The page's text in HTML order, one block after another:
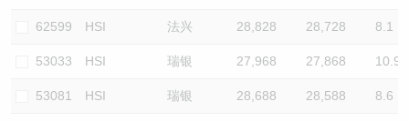
62599 HSI 法兴 28,828 28,728 8.1
53033 HSI 瑞银 27,968 27,868 10.9
53081 HSI 瑞银 28,688 28,588 8.6